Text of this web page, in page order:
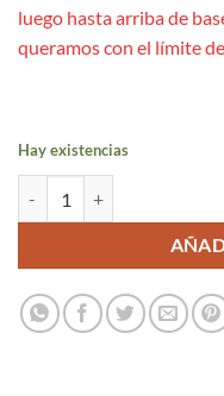
luego hasta arriba de
queramos con el límite
Hay existencias